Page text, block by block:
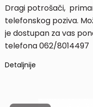
Dragi potrošači,
telefonskog poziva.
je dostupan za vas
telefona 062/8014497
Detaljnije